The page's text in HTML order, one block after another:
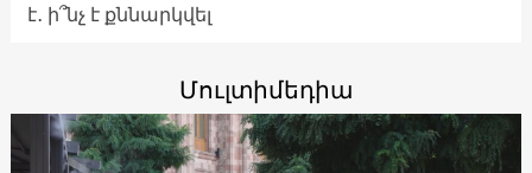
է․ ի՞նչ է քննարկվել
Մուլտիմեդիա